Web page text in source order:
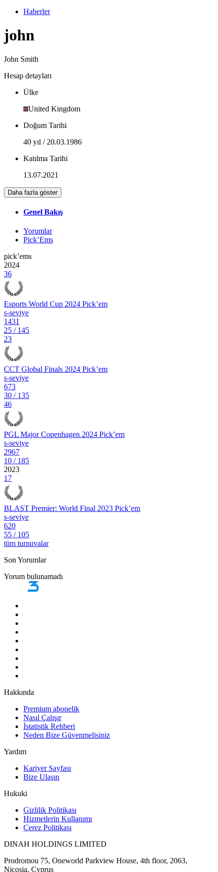
Haberler
john
John Smith
Hesap detayları
Ülke
United Kingdom
Doğum Tarihi
40 yıl / 20.03.1986
Katılma Tarihi
13.07.2021
Daha fazla göster
Genel Bakış
Yorumlar
Pick’Ems
pick’ems
2024
36
Esports World Cup 2024 Pick’em
s-seviye
1431
25 / 145
23
CCT Global Finals 2024 Pick’em
s-seviye
673
30 / 135
46
PGL Major Copenhagen 2024 Pick’em
s-seviye
2967
10 / 185
2023
17
BLAST Premier: World Final 2023 Pick’em
s-seviye
620
55 / 105
tüm turnuvalar
Son Yorumlar
Yorum bulunamadı
Hakkında
Premium abonelik
Nasıl Çalışır
İstatistik Rehberi
Neden Bize Güvenmelisiniz
Yardım
Kariyer Sayfası
Bize Ulaşın
Hukuki
Gizlilik Politikası
Hizmetlerin Kullanımı
Çerez Politikası
DINAH HOLDINGS LIMITED
Prodromou 75, Oneworld Parkview House, 4th floor, 2063,
Nicosia, Cyprus